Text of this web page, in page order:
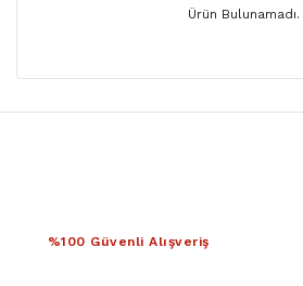
Ürün Bulunamadı.
%100 Güvenli Alışveriş